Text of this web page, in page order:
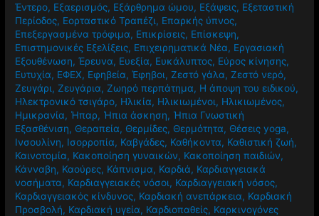
Έντερο, Εξαερισμός, Εξάρθρημα ώμου, Εξάψεις, Εξεταστική
Περίοδος, Εορταστικό Τραπέζι, Επαρκής ύπνος,
Επεξεργασμένα τρόφιμα, Επικρίσεις, Επίσκεψη,
Επιστημονικές Εξελίξεις, Επιχειρηματικά Νέα, Εργασιακή
Εξουθένωση,Έρευνα, Ευεξία, Ευκάλυπτος, Εύρος κίνησης,
Ευτυχία, ΕΦΕΧ, Εφηβεία,Έφηβοι,Ζεστό γάλα,Ζεστό νερό,
Ζευγάρι,Ζευγάρια,Ζωηρό περπάτημα, Η άποψη του ειδικού,
Ηλεκτρονικό τσιγάρο, Ηλικία, Ηλικιωμένοι, Ηλικιωμένος,
Ημικρανία, Ήπαρ, Ήπια άσκηση, Ήπια Γνωστική
Εξασθένιση, Θεραπεία, Θερμίδες, Θερμότητα, Θέσεις yoga,
Ινσουλίνη, Ισορροπία, Καβγάδες, Καθήκοντα, Καθιστική ζωή,
Καινοτομία, Κακοποίηση γυναικών, Κακοποίηση παιδιών,
Κάνναβη, Καούρες, Κάπνισμα, Καρδιά, Καρδιαγγειακά
νοσήματα, Καρδιαγγειακές νόσοι, Καρδιαγγειακή νόσος,
Καρδιαγγειακός κίνδυνος, Καρδιακή ανεπάρκεια, Καρδιακή
Προσβολή, Καρδιακή υγεία, Καρδιοπαθείς, Καρκινογόνες